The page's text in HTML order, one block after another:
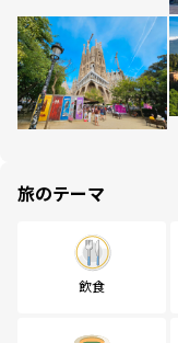
旅のテーマ
飲食